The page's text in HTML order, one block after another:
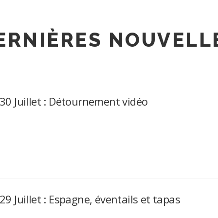
30 Juillet : Détournement vidéo
29 Juillet : Espagne, éventails et tapas